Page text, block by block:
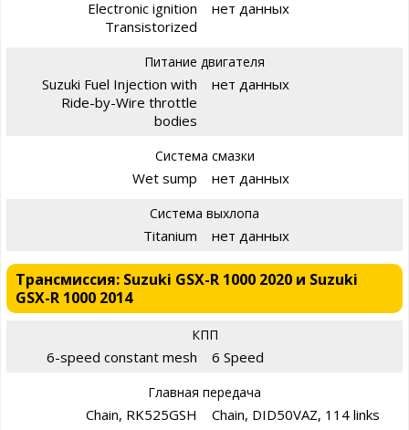
Electronic ignition
Transistorized
нет данных
Питание двигателя
Suzuki Fuel Injection with
Ride-by-Wire throttle
bodies
нет данных
Система смазки
Wet sump нет данных
Система выхлопа
Titanium нет данных
Трансмиссия: Suzuki GSX-R 1000 2020 и Suzuki
GSX-R 1000 2014
КПП
6-speed constant mesh 6 Speed
Главная передача
Chain, RK525GSH Chain, DID50VAZ, 114 links